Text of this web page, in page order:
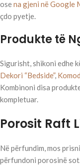
osena gjeni në Google
çdo pyetje.
Produkte të
Sigurisht, shikoni edhe
Dekori “Bedside”,
Kombinoni disa
kompletuar.
Porosit Raft
Në përfundim, mos
përfundoni porosinë